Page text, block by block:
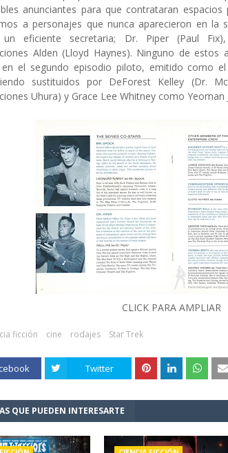
anunciantes para que contrataran
a personajes que nunca aparecieron en la
un eficiente secretaria; Dr. Piper (Paul
Alden (Lloyd Haynes). Ninguno de
en el segundo episodio piloto, emitido como
sustituidos por DeForest Kelley (Dr.
Uhura) y Grace Lee Whitney como Yeoman
CLICK PARA AMPLIAR
ficción cine rodajes Star Trek
Twitter
QUE PUEDEN INTERESARTE